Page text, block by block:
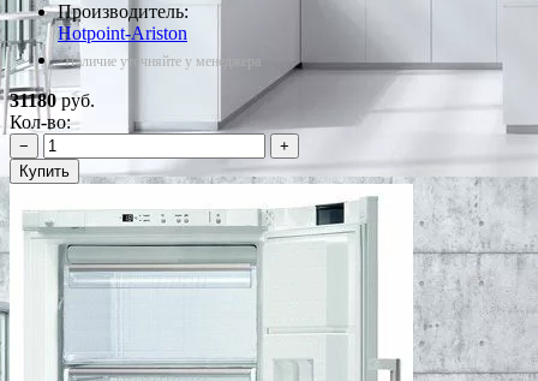
Производитель:
Hotpoint-Ariston
*Наличие уточняйте у менеджера
31180руб.
Кол-во:
−
+
Купить